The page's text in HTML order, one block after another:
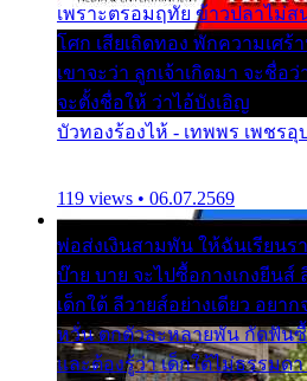
เพราะตรอมฤทัย ข้าวปลาไม่ส
โศก เสียเถิดทอง พักความเศร้
เขาจะว่า ลูกเจ้าเกิดมา จะชื่อ
จะตั้งชื่อให้ ว่าไอ้บังเอิญ
บัวทองร้องไห้ - เทพพร เพชรอุ
119 views • 06.07.2569
พ่อส่งเงินสามพัน ให้ฉันเรียน
บ๊าย บาย จะไปซื้อกางเกงยีนส์
เด็กใต้ ลีวายส์อย่างเดียว อยา
หวั่น ตกตัวละหลายพัน กัดฟันซื้
และต้องรู้ว่า เด็กใต้ไม่ธรรมด